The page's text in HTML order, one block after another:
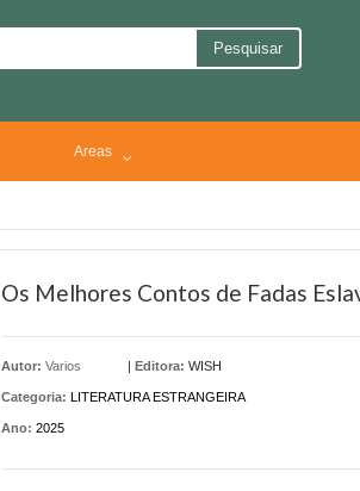
Pesquisar
Areas
Os Melhores Contos de Fadas
Autor: Varios | Editora: WISH
Categoria: LITERATURA ESTRANGEIRA
Ano: 2025